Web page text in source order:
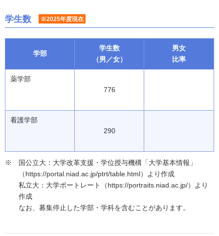
学生数 ※2025年度現在
学部
学生数
（男／女）
男女
比率
薬学部
776
看護学部
290
国公立大：大学改革支援・学位授与機構「大学基本情報」
（https://portal.niad.ac.jp/ptrt/table.html）より作成
私立大：大学ポートレート（https://portraits.niad.ac.jp/）より
作成
なお、募集停止した学部・学科を含むことがあります。